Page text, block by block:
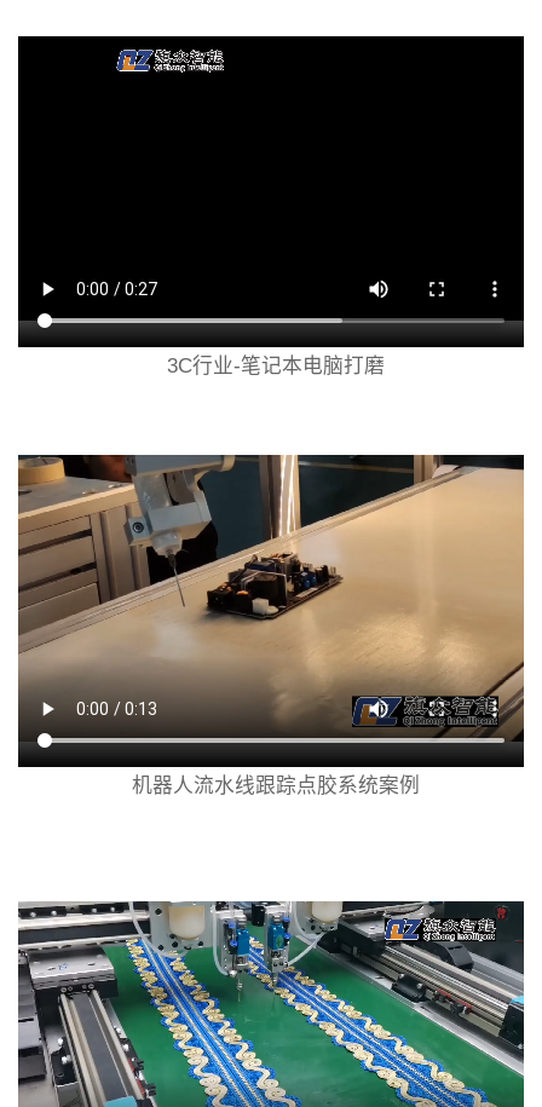
3C行业-笔记本电脑打磨
机器人流水线跟踪点胶系统案例